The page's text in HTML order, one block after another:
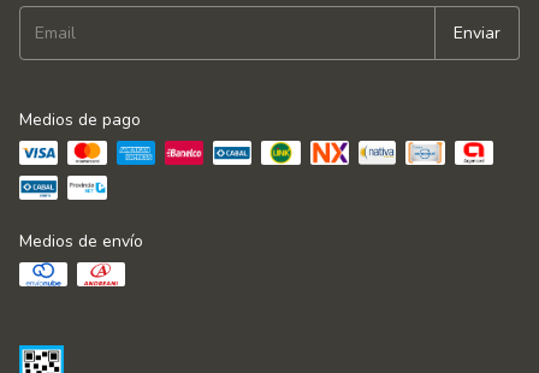
Medios de pago
Medios de envío